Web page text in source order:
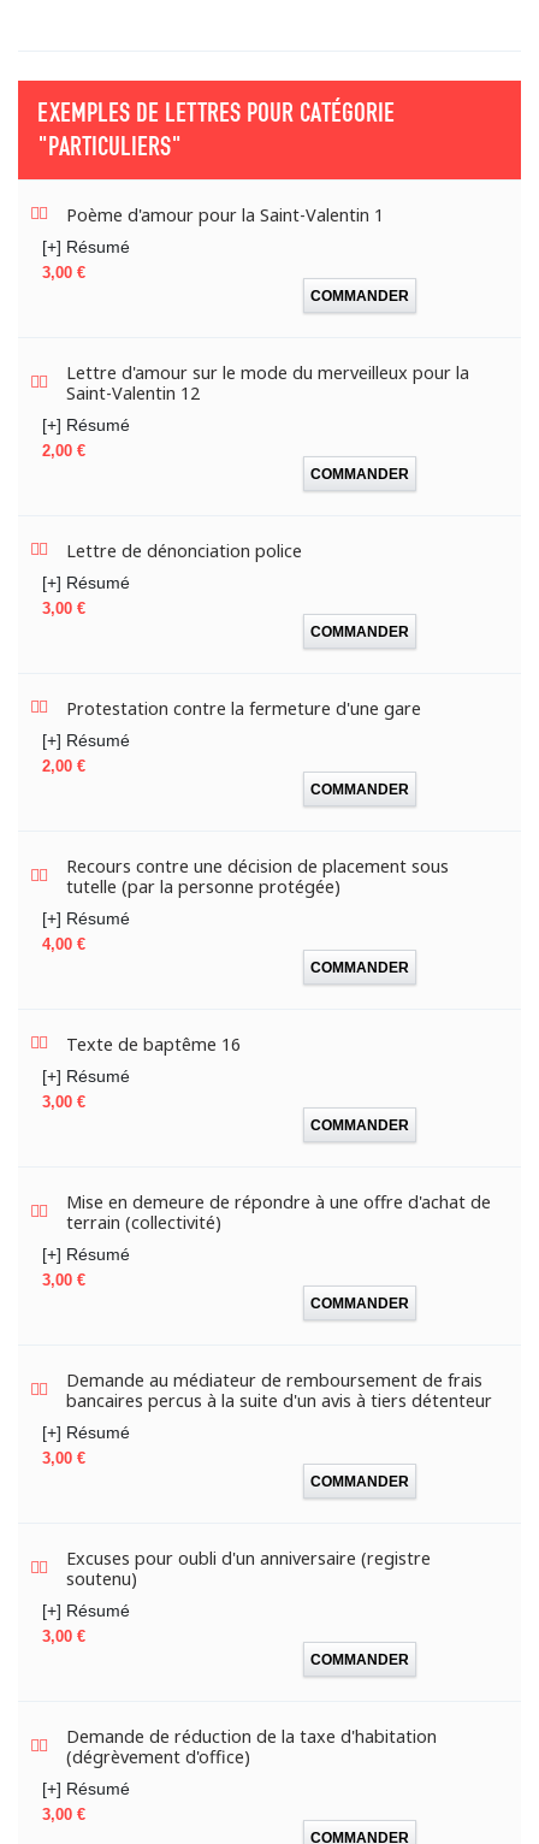
EXEMPLES DE LETTRES POUR CATÉGORIE
"PARTICULIERS"
Poème d'amour pour la Saint-Valentin 1
[+] Résumé
Prix
3,00 €
COMMANDER
Lettre d'amour sur le mode du merveilleux pour la
Saint-Valentin 12
[+] Résumé
Prix
2,00 €
COMMANDER
Lettre de dénonciation police
[+] Résumé
Prix
3,00 €
COMMANDER
Protestation contre la fermeture d'une gare
[+] Résumé
Prix
2,00 €
COMMANDER
Recours contre une décision de placement sous
tutelle (par la personne protégée)
[+] Résumé
Prix
4,00 €
COMMANDER
Texte de baptême 16
[+] Résumé
Prix
3,00 €
COMMANDER
Mise en demeure de répondre à une offre d'achat de
terrain (collectivité)
[+] Résumé
Prix
3,00 €
COMMANDER
Demande au médiateur de remboursement de frais
bancaires percus à la suite d'un avis à tiers détenteur
[+] Résumé
Prix
3,00 €
COMMANDER
Excuses pour oubli d'un anniversaire (registre
soutenu)
[+] Résumé
Prix
3,00 €
COMMANDER
Demande de réduction de la taxe d'habitation
(dégrèvement d'office)
[+] Résumé
Prix
3,00 €
COMMANDER